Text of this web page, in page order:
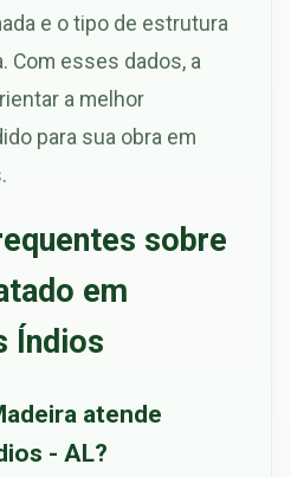
e o tipo de estrutura
Com esses dados, a
a melhor
para sua obra em
sobre
em
Índios
atende
- AL?